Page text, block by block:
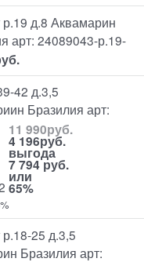
р.19 д.8 Аквамарин
арт: 24089043-р.19-
42 д.3,5
Бразилия арт:
11 990руб.
4 196руб.
выгода
7 794 руб.
или
65%
25 д.3,5
Бразилия арт: